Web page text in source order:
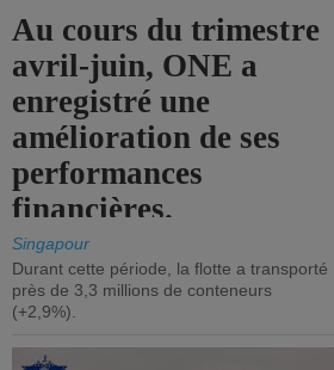
Au cours du trimestre
avril-juin, ONE a
enregistré une
amélioration de ses
performances
financières.
Singapour
Durant cette période, la flotte a transporté
près de 3,3 millions de conteneurs
(+2,9%).